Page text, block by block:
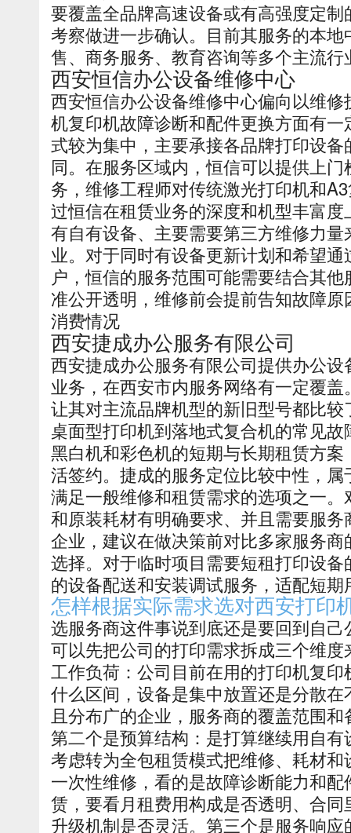
要覆盖全品牌高速设备或有高强度定
考察做进一步确认。目前其服务的本
售、商务服务、教育咨询等多个主流
西安恒信办公设备维修中心
西安恒信办公设备维修中心偏向以维
机复印机故障诊断和配件更换方面有
式较为集中，主要承接各品牌打印设
同。在服务区域内，恒信可以提供上
务，维修工程师对传统激光打印机和
过恒信在租赁业务的深度和机型丰富
有自有设备、主要需要第三方维修力
业。对于同时有设备更新计划和希望
户，恒信的服务范围可能需要结合其
准公开透明，维修前会提前告知故障
消费情况
西安捷成办公服务有限公司
西安捷成办公服务有限公司提供办公
业务，在西安市内服务网络有一定覆
让其对主流品牌机型的新旧型号都比
桌面型打印机到落地式复合机的常见
黑白机和彩色机的短期与长期租赁方
活签约。捷成的服务定位比较中性，
满足一般维修和租赁需求的选项之一
和原装耗材有明确要求、并且需要服
企业，建议在做决策前对比多家服务
选择。对于临时项目需要短租打印设
的设备配送和安装调试服务，适配短期
怎样根据实际需求选对西安打印
选服务商这件事说到底还是要回到自
可以先把公司的打印需求拆成三个维
工作负荷：公司目前在用的打印机复
什么区间，设备是集中放置还是分散
且分布广的企业，服务商的覆盖范围
第二个是预算结构：是打算继续用自
考虑转为全包租赁模式把维修、耗材
一次性维修，看的是故障诊断能力和
赁，要看月租费用构成是否透明、合
升级机制是否灵活。第三个是服务响